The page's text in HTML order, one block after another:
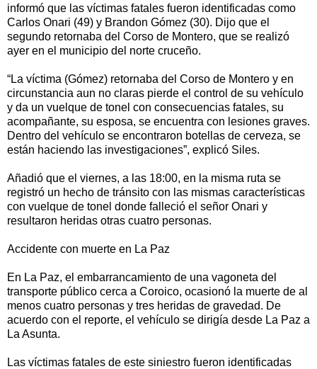
informó que las víctimas fatales fueron identificadas como
Carlos Onari (49) y Brandon Gómez (30). Dijo que el
segundo retornaba del Corso de Montero, que se realizó
ayer en el municipio del norte cruceño.
“La víctima (Gómez) retornaba del Corso de Montero y en
circunstancia aun no claras pierde el control de su vehículo
y da un vuelque de tonel con consecuencias fatales, su
acompañante, su esposa, se encuentra con lesiones graves.
Dentro del vehículo se encontraron botellas de cerveza, se
están haciendo las investigaciones”, explicó Siles.
Añadió que el viernes, a las 18:00, en la misma ruta se
registró un hecho de tránsito con las mismas características
con vuelque de tonel donde falleció el señor Onari y
resultaron heridas otras cuatro personas.
Accidente con muerte en La Paz
En La Paz, el embarrancamiento de una vagoneta del
transporte público cerca a Coroico, ocasionó la muerte de al
menos cuatro personas y tres heridas de gravedad. De
acuerdo con el reporte, el vehículo se dirigía desde La Paz a
La Asunta.
Las víctimas fatales de este siniestro fueron identificadas